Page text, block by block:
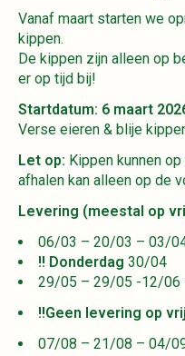
Vanaf maart starten we
kippen.
De kippen zijn alleen op
er op tijd bij!
Startdatum: 6 maart
Verse eieren & blije
Let op: Kippen kunnen
afhalen kan alleen op de
Levering (meestal op
06/03 – 20/03 – 03/
!! Donderdag 30/04
29/05 – 29/05 -12/
!!Geen levering op
07/08 – 21/08 – 04/